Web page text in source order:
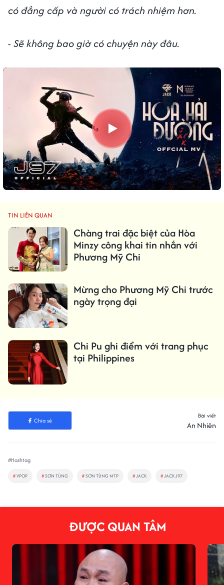
có đẳng cấp và người có trách nhiệm hơn.
- Sẽ không bao giờ có chuyện này đâu.
TIN LIÊN QUAN
Chàng trai đặc biệt của Hòa
Minzy công khai tin nhắn với
Phương Mỹ Chi
Mừng cho Phương Mỹ Chi trước
ngày trọng đại
Chi Pu ghi điểm với trang phục
tại Philippines
Chia sẻ
Bài viết
An Nhiên
#Hashtag
#VPOP #SƠN TÙNG #SƠN TÙNG MTP #JACK #JACK J97
ĐƯỢC QUAN TÂM